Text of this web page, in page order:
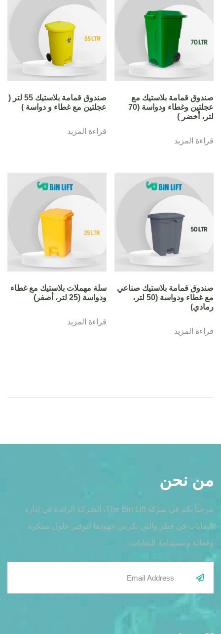
صندوق قمامة بلاستيك مع
عجلتين وغطاء ودواسة (70
لتر، أخضر )
قراءة المزيد
صندوق قمامة بلاستيك 55 لتر (
عجلتين مع غطاء و دواسة )
قراءة المزيد
صندوق قمامة بلاستيك صناعي
مع غطاء ودواسة (50 لتر،
رمادي)
قراءة المزيد
سلة مهملات بلاستيك مع غطاء
ودواسة (25 لتر، أصفر)
قراءة المزيد
من نحن
مرحباً بكم في شركة The Bin Lift، الشركة الرائدة في إدارة
النفايات في قطر والتي تكرس جهودها لتوفير حلول مبتكرة
وفعالة ومستدامة للنفايات.